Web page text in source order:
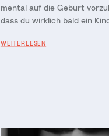
mental auf die Geburt
dass du wirklich bald ein
WEITERLESEN